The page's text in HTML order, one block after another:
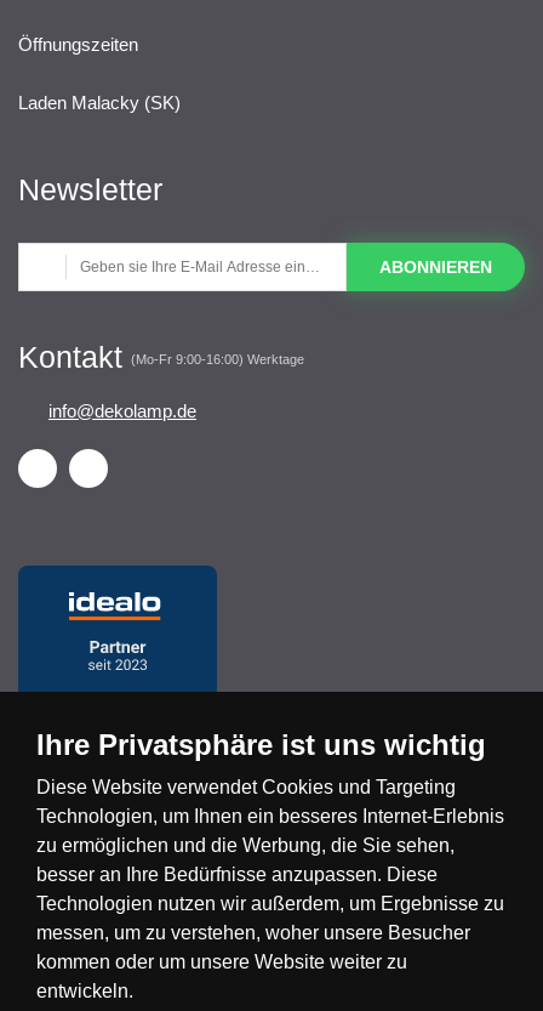
Öffnungszeiten
Laden Malacky (SK)
Newsletter
ABONNIEREN
Kontakt (Mo-Fr 9:00-16:00) Werktage
info@dekolamp.de
Česká republika Slovensko Deutschland
Magyarország Österreich België
Nederland
Ihre Privatsphäre ist uns wichtig
Diese Website verwendet Cookies und Targeting
Technologien, um Ihnen ein besseres Internet-Erlebnis
zu ermöglichen und die Werbung, die Sie sehen,
besser an Ihre Bedürfnisse anzupassen. Diese
Technologien nutzen wir außerdem, um Ergebnisse zu
messen, um zu verstehen, woher unsere Besucher
kommen oder um unsere Website weiter zu
entwickeln.